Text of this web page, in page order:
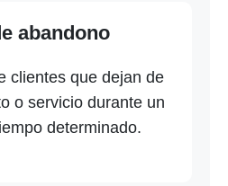
abandono
clientes que dejan de
o servicio durante un
determinado.